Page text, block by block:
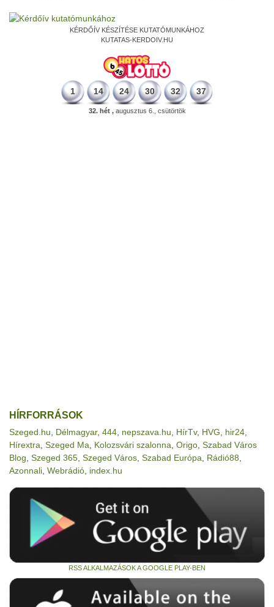
KÉRDŐÍV KÉSZÍTÉSE KUTATÓMUNKÁHOZ
KUTATAS-KERDOIV.HU
1 14 24 30 32 37
32. hét ,augusztus 6., csütörtök
HÍRFORRÁSOK
Szeged.hu Délmagyar, 444 nepszava.hu HírTv, HVG hir24
Hírextra Szeged Ma Kolozsvári szalonna Origo Szabad Város
Blog Szeged 365 Szeged Város Szabad Európa Rádió88
Azonnali Webrádió index.hu
RSS ALKALMAZÁSOK A GOOGLE PLAY-BEN